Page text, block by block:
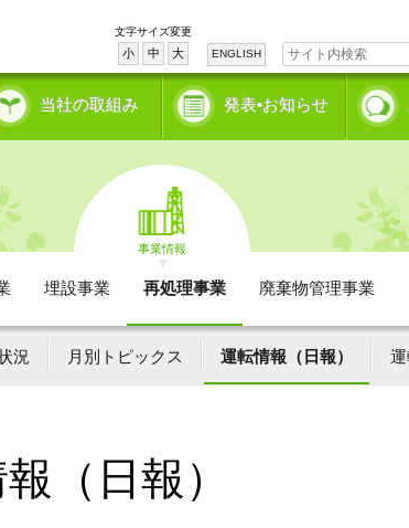
文字サイズ変更
小 中 大 ENGLISH
当社の取組み 発表•お知らせ
事業情報
埋設事業 再処理事業 廃棄物管理事業
況 月別トピックス 運転情報（日報） 運
（日報）